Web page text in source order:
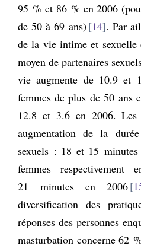
95 % et 86 % en 2006
de 50 à 69 ans) 14 . Par
de la vie intime et sexuelle
moyen de partenaires
vie augmente de 10.9 et
femmes de plus de 50 ans
12.8 et 3.6 en 2006. Les
augmentation de la
sexuels : 18 et 15
femmes
21 minutes en 2006
diversification des
réponses des personnes
masturbation concerne 62